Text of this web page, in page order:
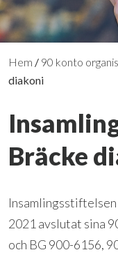
Hem / 90 konto
diakoni
Bräcke
Insamlingsstiftelsen
2021 avslutat sina
och BG 900-6156,